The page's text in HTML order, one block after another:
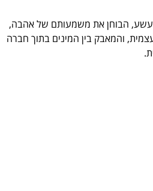
הבוחן את משמעותם של אהבה,
והמאבק בין המינים בתוך חברה